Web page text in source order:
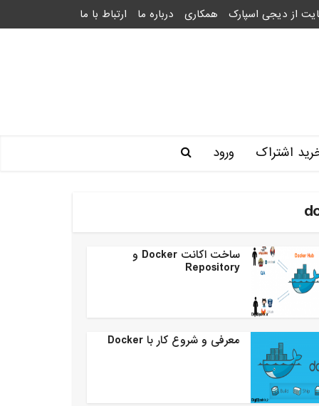
از دیجی اسپارک همکاری درباره ما ارتباط با ما
اشتراک ورود
ساخت اکانت Docker و
Repository
معرفی و شروع کار با Docker